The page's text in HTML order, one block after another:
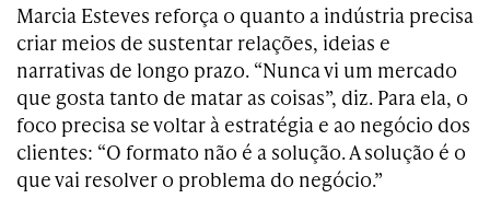
Marcia Esteves reforça o quanto a indústria precisa
criar meios de sustentar relações, ideias e
narrativas de longo prazo. “Nunca vi um mercado
que gosta tanto de matar as coisas”, diz. Para ela, o
foco precisa se voltar à estratégia e ao negócio dos
clientes: “O formato não é a solução. A solução é o
que vai resolver o problema do negócio.”